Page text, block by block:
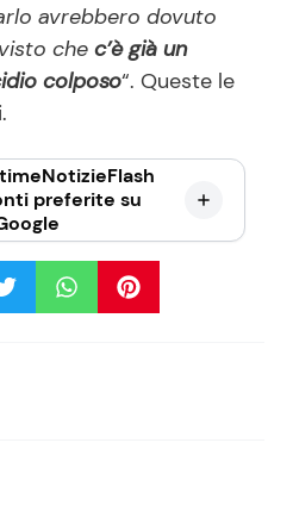
avrebbero dovuto
che c’è già un
colposo“. Queste le
preferite su